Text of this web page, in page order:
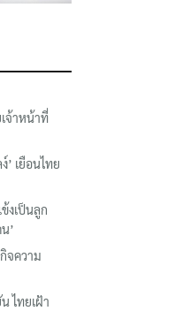
จ้าหน้าที่
’ เยือนไทย
งเป็นลูก
’
จความ
ไทยเฝ้า